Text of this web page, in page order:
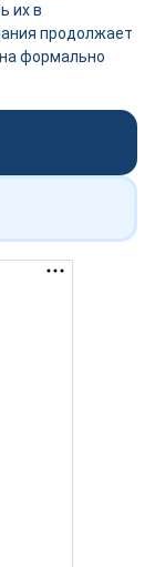
их в
продолжает
формально